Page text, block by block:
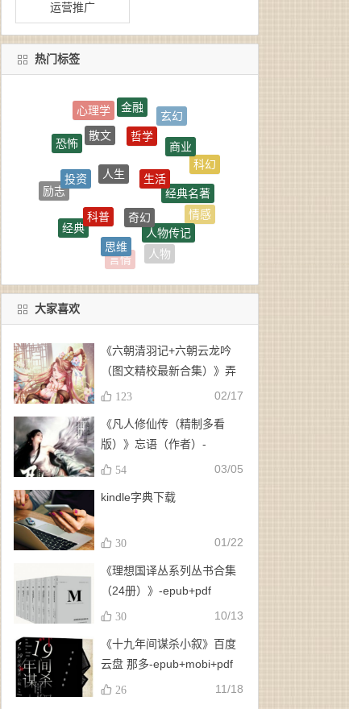
运营推广
热门标签
金融
玄幻
恐怖
散文
哲学
商业
科幻
励志
投资
人生
生活
经典名著
情感
管理
悬疑
经典
科普
奇幻
人物传记
人物
言情
思维
大家喜欢
《六朝清羽记+六朝云龙吟
（图文精校最新合集）》弄
玉、龙璇（作者）-
123 02/17
《凡人修仙传（精制多看
版）》忘语（作者）-
epub+mobi
54 03/05
kindle字典下载
30 01/22
《理想国译丛系列丛书合集
（24册）》-epub+pdf
30 10/13
《十九年间谋杀小叙》百度
云盘 那多-epub+mobi+pdf
26 11/18